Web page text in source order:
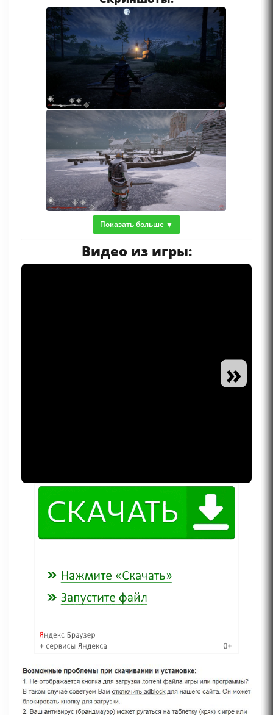
Показать больше
Видео из игры:
»